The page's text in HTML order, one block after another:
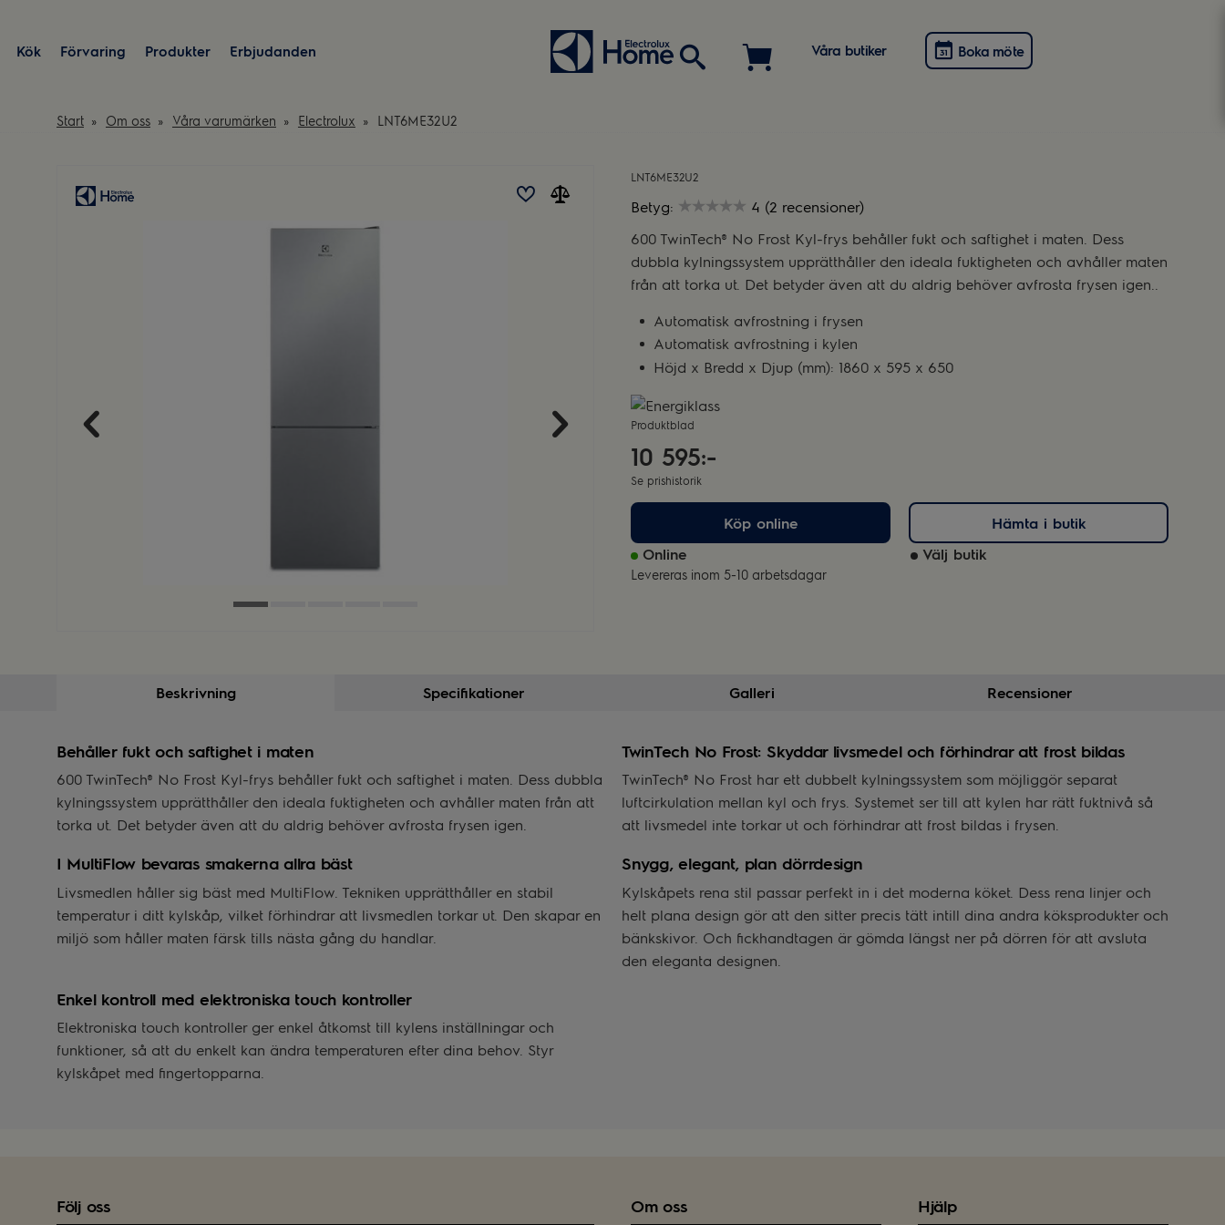
Kök Förvaring Produkter Erbjudanden Våra butiker Boka möte
Start Om oss Våra varumärken Electrolux LNT6ME32U2
LNT6ME32U2
Betyg:
4 (2 recensioner)
600 TwinTech® No Frost Kyl-frys behåller fukt och saftighet i maten. Dess
dubbla kylningssystem upprätthåller den ideala fuktigheten och avhåller maten
från att torka ut. Det betyder även att du aldrig behöver avfrosta frysen igen..
Automatisk avfrostning i frysen
Automatisk avfrostning i kylen
Höjd x Bredd x Djup (mm): 1860 x 595 x 650
Produktblad
10 595:-
Se prishistorik
Köp online
Online
Levereras inom 5-10 arbetsdagar
Hämta i butik
Välj butik
Beskrivning Specifikationer Galleri Recensioner
Behåller fukt och saftighet i maten
600 TwinTech® No Frost Kyl-frys behåller fukt och saftighet i maten. Dess dubbla
kylningssystem upprätthåller den ideala fuktigheten och avhåller maten från att
torka ut. Det betyder även att du aldrig behöver avfrosta frysen igen.
TwinTech No Frost: Skyddar livsmedel och förhindrar att frost bildas
TwinTech® No Frost har ett dubbelt kylningssystem som möjliggör separat
luftcirkulation mellan kyl och frys. Systemet ser till att kylen har rätt fuktnivå så
att livsmedel inte torkar ut och förhindrar att frost bildas i frysen.
I MultiFlow bevaras smakerna allra bäst
Livsmedlen håller sig bäst med MultiFlow. Tekniken upprätthåller en stabil
temperatur i ditt kylskåp, vilket förhindrar att livsmedlen torkar ut. Den skapar en
miljö som håller maten färsk tills nästa gång du handlar.
Snygg, elegant, plan dörrdesign
Kylskåpets rena stil passar perfekt in i det moderna köket. Dess rena linjer och
helt plana design gör att den sitter precis tätt intill dina andra köksprodukter och
bänkskivor. Och fickhandtagen är gömda längst ner på dörren för att avsluta
den eleganta designen.
Enkel kontroll med elektroniska touch kontroller
Elektroniska touch kontroller ger enkel åtkomst till kylens inställningar och
funktioner, så att du enkelt kan ändra temperaturen efter dina behov. Styr
kylskåpet med fingertopparna.
Följ oss Om oss Hjälp